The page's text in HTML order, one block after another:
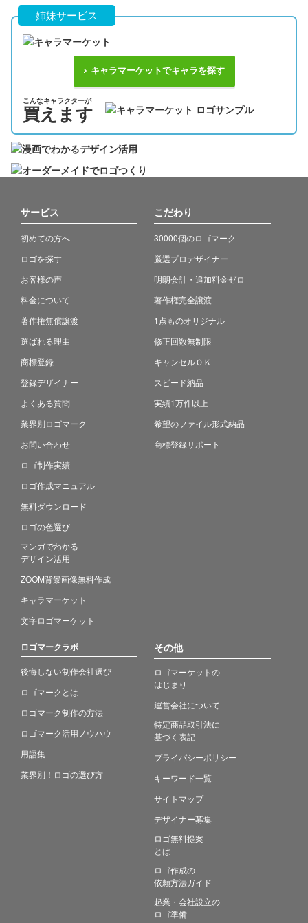
姉妹サービス
キャラマーケットでキャラを探す
こんなキャラクターが
買えます
サービス
初めての方へ
ロゴを探す
お客様の声
料金について
著作権無償譲渡
選ばれる理由
商標登録
登録デザイナー
よくある質問
業界別ロゴマーク
お問い合わせ
ロゴ制作実績
ロゴ作成マニュアル
無料ダウンロード
ロゴの色選び
マンガでわかる
デザイン活用
ZOOM背景画像無料作成
キャラマーケット
文字ロゴマーケット
こだわり
30000個のロゴマーク
厳選プロデザイナー
明朗会計・追加料金ゼロ
著作権完全譲渡
1点ものオリジナル
修正回数無制限
キャンセルＯＫ
スピード納品
実績1万件以上
希望のファイル形式納品
商標登録サポート
ロゴマークラボ
後悔しない制作会社選び
ロゴマークとは
ロゴマーク制作の方法
ロゴマーク活用ノウハウ
用語集
業界別！ロゴの選び方
その他
ロゴマーケットの
はじまり
運営会社について
特定商品取引法に
基づく表記
プライバシーポリシー
キーワード一覧
サイトマップ
デザイナー募集
ロゴ無料提案
とは
ロゴ作成の
依頼方法ガイド
起業・会社設立の
ロゴ準備